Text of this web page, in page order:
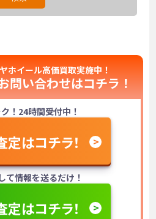
ホイール高価買取実施中！
問い合わせはコチラ！
！24時間受付中！
定はコチラ！
て情報を送るだけ！
定はコチラ！